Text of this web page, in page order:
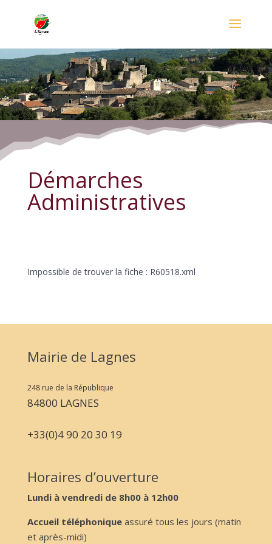
Démarches Administratives
Démarches
Administratives
Impossible de trouver la fiche : R60518.xml
Mairie de Lagnes
248 rue de la République
84800 LAGNES
+33(0)4 90 20 30 19
Horaires d’ouverture
Lundi à vendredi de 8h00 à 12h00
Accueil téléphoniqueassuré tous les jours (matin
et après-midi)